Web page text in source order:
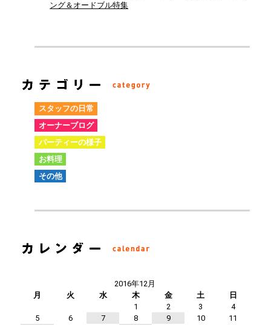
ング＆オードブル特集
スタッフの日常
オーナーブログ
パーティーの様子
お料理
その他
2016年12月
月
火 水 木 金 土
日
1
2 3
4
5
6 7 8 9 10
11